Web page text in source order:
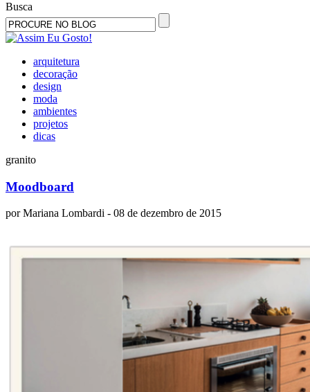
Busca
arquitetura
decoração
design
moda
ambientes
projetos
dicas
granito
Moodboard
porMariana Lombardi - 08 de dezembro de 2015